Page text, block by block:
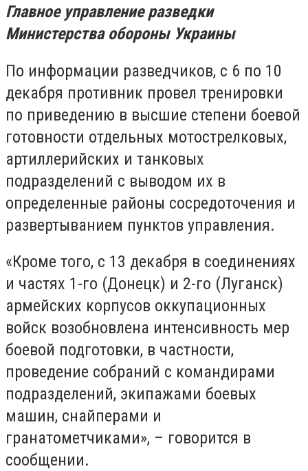
Главное управление разведки
Министерства обороны Украины
По информации разведчиков, с 6 по 10
декабря противник провел тренировки
по приведению в высшие степени боевой
готовности отдельных мотострелковых,
артиллерийских и танковых
подразделений с выводом их в
определенные районы сосредоточения и
развертыванием пунктов управления.
«Кроме того, с 13 декабря в соединениях
и частях 1-го (Донецк) и 2-го (Луганск)
армейских корпусов оккупационных
войск возобновлена интенсивность мер
боевой подготовки, в частности,
проведение собраний с командирами
подразделений, экипажами боевых
машин, снайперами и
гранатометчиками», – говорится в
сообщении.